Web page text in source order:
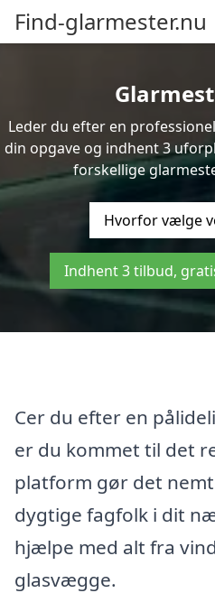
Find-glarmester.nu
Leder du efter en
din opgave og indhent 3
forskellige
Hvorfor vælge
Indhent 3 tilbud,
Cer du efter en
er du kommet til det
platform gør det
dygtige fagfolk i dit
hjælpe med alt fra
glasvægge.